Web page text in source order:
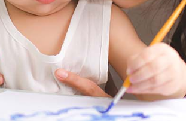
認養Q&A 捐款 Q&A